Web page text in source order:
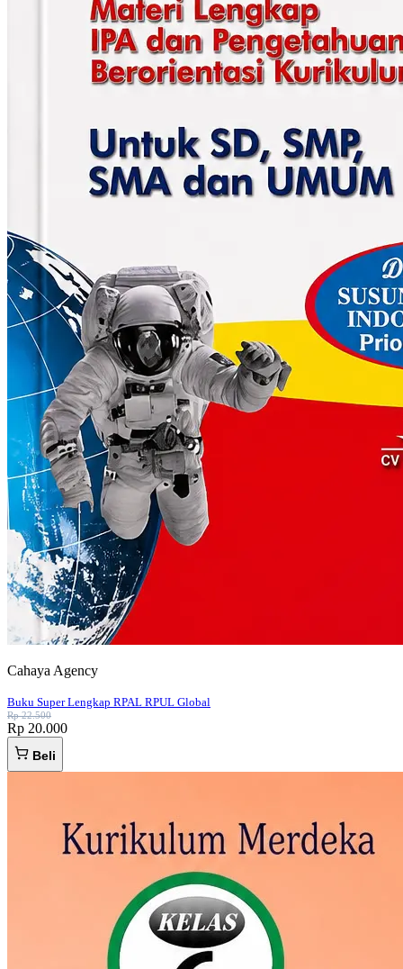
Cahaya Agency
Buku Super Lengkap RPAL RPUL Global
Rp 22.500
Rp 20.000
Beli